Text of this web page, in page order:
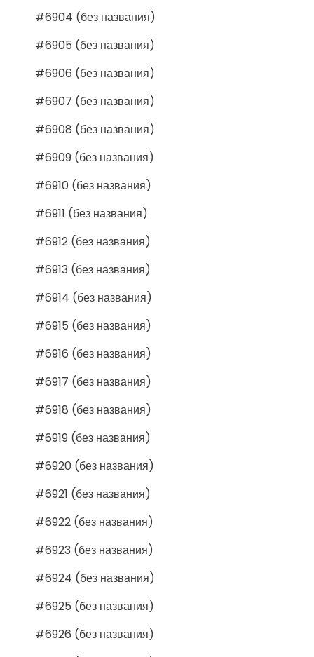
#6904 (без названия)
#6905 (без названия)
#6906 (без названия)
#6907 (без названия)
#6908 (без названия)
#6909 (без названия)
#6910 (без названия)
#6911 (без названия)
#6912 (без названия)
#6913 (без названия)
#6914 (без названия)
#6915 (без названия)
#6916 (без названия)
#6917 (без названия)
#6918 (без названия)
#6919 (без названия)
#6920 (без названия)
#6921 (без названия)
#6922 (без названия)
#6923 (без названия)
#6924 (без названия)
#6925 (без названия)
#6926 (без названия)